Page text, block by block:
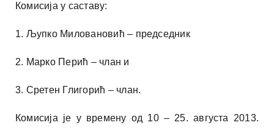
Комисија у саставу:
1. Љупко Миловановић – председник
2. Марко Перић – члан и
3. Сретен Глигорић – члан.
Комисија је у времену од 10 – 25. августа 2013.